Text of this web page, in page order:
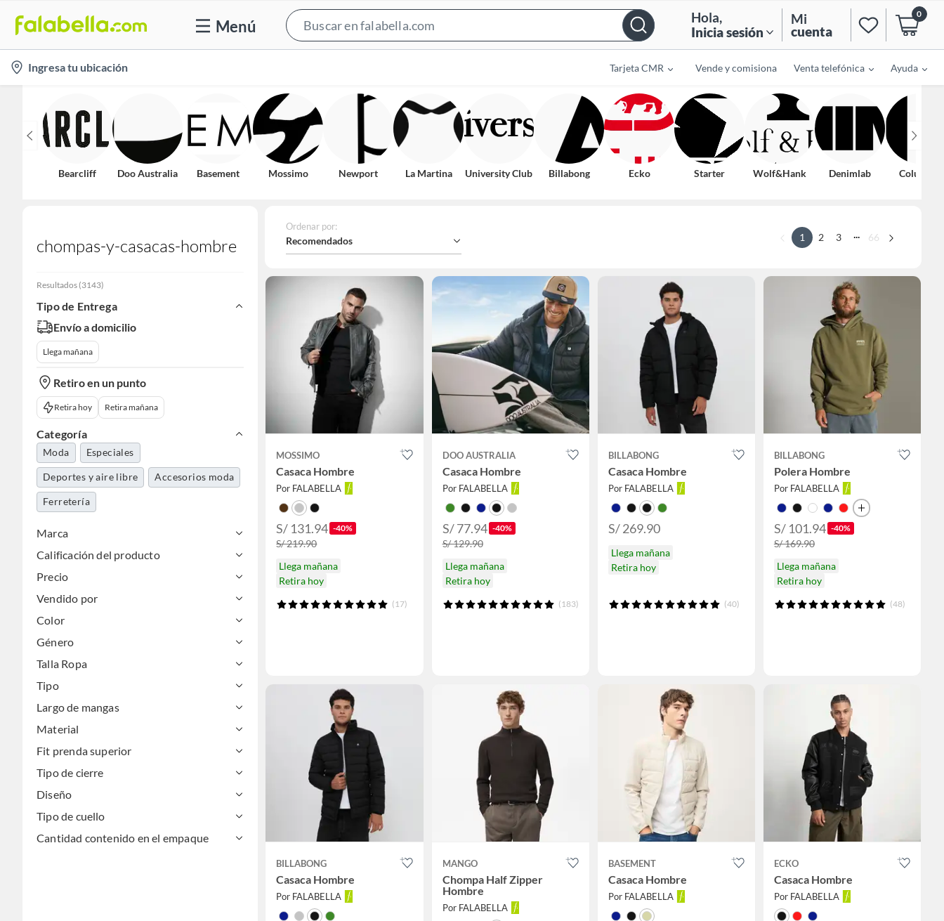
Menú
Bar
Hola,
Inicia sesión
Mi
cuenta
0
location-
icon
Ingresa tu ubicación Tarjeta CMR Vende y comisiona Venta telefónica Ayuda
Bearcliff Doo Australia Basement Mossimo Newport La Martina University Club Billabong Ecko Starter Wolf&Hank Denimlab Columbia
chompas-y-casacas-hombre
Resultados (3143)
Tipo de Entrega
Envío a domicilio
Llega mañana
Retiro en un punto
Retira hoy Retira mañana
Categoría
Moda Especiales
Deportes y aire libre Accesorios moda
Ferretería
Marca
Calificación del producto
Precio
Vendido por
Color
Género
Talla Ropa
Tipo
Largo de mangas
Material
Fit prenda superior
Tipo de cierre
Diseño
Tipo de cuello
Cantidad contenido en el empaque
Ordenar por:
Recomendados 1 2 3 ... 66
MOSSIMO
Casaca Hombre
Por FALABELLA
S/ 131.94 -40%
S/ 219.90
Llega mañana
Retira hoy
(17)
DOO AUSTRALIA
Casaca Hombre
Por FALABELLA
S/ 77.94 -40%
S/ 129.90
Llega mañana
Retira hoy
(183)
BILLABONG
Casaca Hombre
Por FALABELLA
S/ 269.90
Llega mañana
Retira hoy
(40)
BILLABONG
Polera Hombre
Por FALABELLA
S/ 101.94 -40%
S/ 169.90
Llega mañana
Retira hoy
(48)
BILLABONG
Casaca Hombre
Por FALABELLA
MANGO
Chompa Half Zipper
Hombre
Por FALABELLA
BASEMENT
Casaca Hombre
Por FALABELLA
ECKO
Casaca Hombre
Por FALABELLA